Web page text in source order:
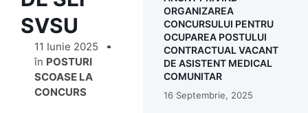
SVSU
11 Iunie 2025
în POSTURI
SCOASE LA
CONCURS
ORGANIZAREA
CONCURSULUI PENTRU
OCUPAREA POSTULUI
CONTRACTUAL VACANT
DE ASISTENT MEDICAL
COMUNITAR
16 Septembrie, 2025